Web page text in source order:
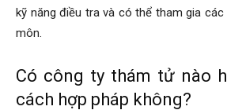
kỹ năng điều tra và có thể tham gia
môn.
Có công ty thám tử nào
cách hợp pháp không?